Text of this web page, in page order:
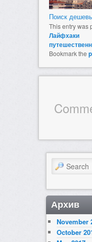
Поиск
This entry was
Лайфхаки
Bookmark the
Search
Архив
November
October